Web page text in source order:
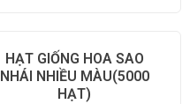
HẠT GIỐNG HOA SAO
NHÁI NHIỀU MÀU(5000
HẠT)